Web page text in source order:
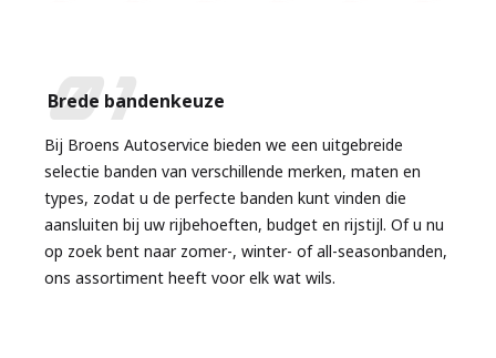
01
Brede bandenkeuze
Bij Broens Autoservice bieden we een uitgebreide
selectie banden van verschillende merken, maten en
types, zodat u de perfecte banden kunt vinden die
aansluiten bij uw rijbehoeften, budget en rijstijl. Of u nu
op zoek bent naar zomer-, winter- of all-seasonbanden,
ons assortiment heeft voor elk wat wils.